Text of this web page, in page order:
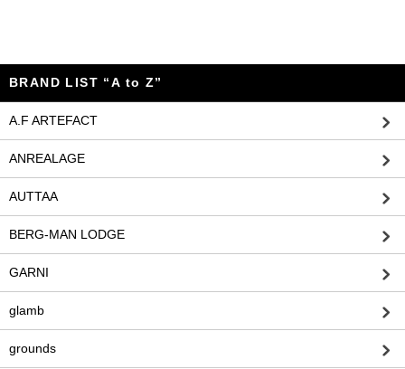
BRAND LIST “A to Z”
A.F ARTEFACT
ANREALAGE
AUTTAA
BERG-MAN LODGE
GARNI
glamb
grounds